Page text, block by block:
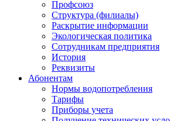
Профсоюз
Структура (филиалы)
Раскрытие информации
Экологическая политика
Сотрудникам предприятия
История
Реквизиты
Абонентам
Нормы водопотребления
Тарифы
Приборы учета